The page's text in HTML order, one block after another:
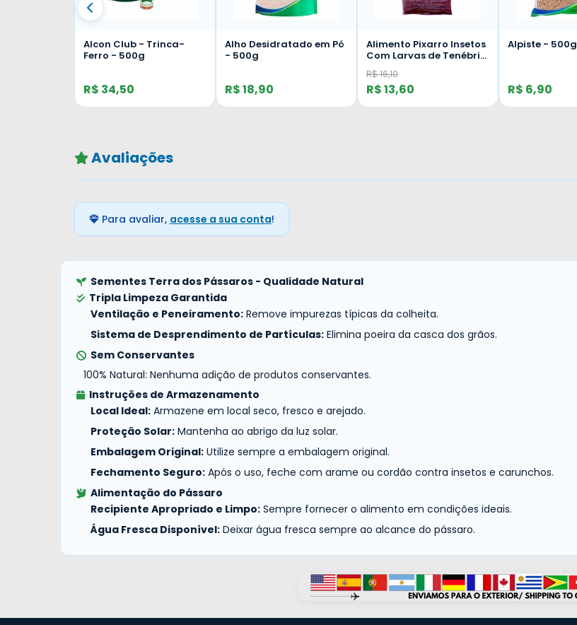
Alcon Club - Trinca-
Ferro - 500g
R$ 34,50
Alho Desidratado em Pó
- 500g
R$ 18,90
Alimento Pixarro Insetos
Com Larvas de Tenébrio
- 500g
R$ 16,10
R$ 13,60
Alpiste - 500g
R$ 6,90
Avaliações
Para avaliar, acesse a sua conta!
Sementes Terra dos Pássaros - Qualidade Natural
Tripla Limpeza Garantida
Ventilação e Peneiramento:Remove impurezas típicas da colheita.
Sistema de Desprendimento de Partículas:Elimina poeira da casca dos grãos.
Sem Conservantes
100% Natural: Nenhuma adição de produtos conservantes.
Instruções de Armazenamento
Local Ideal:Armazene em local seco, fresco e arejado.
Proteção Solar:Mantenha ao abrigo da luz solar.
Embalagem Original:Utilize sempre a embalagem original.
Fechamento Seguro:Após o uso, feche com arame ou cordão contra insetos e carunchos.
Alimentação do Pássaro
Recipiente Apropriado e Limpo:Sempre fornecer o alimento em condições ideais.
Água Fresca Disponível:Deixar água fresca sempre ao alcance do pássaro.